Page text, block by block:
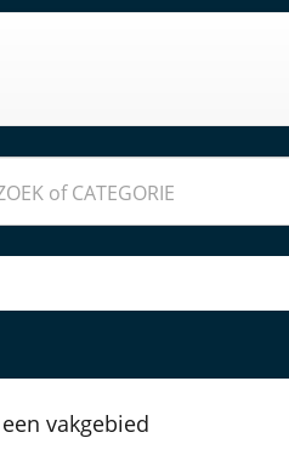
vakgebied